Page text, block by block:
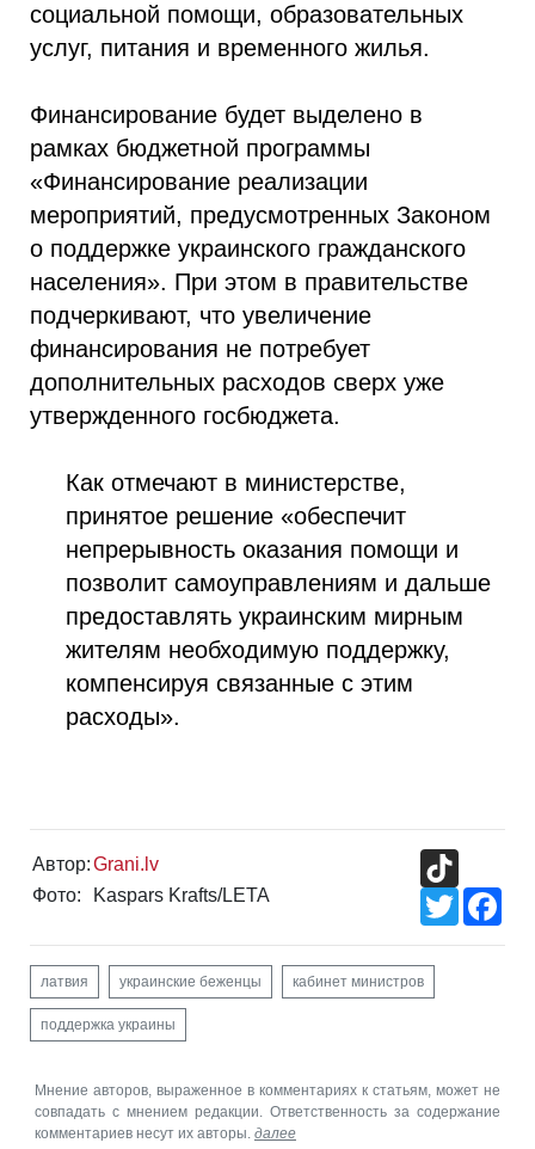
социальной помощи, образовательных
услуг, питания и временного жилья.
Финансирование будет выделено в
рамках бюджетной программы
«Финансирование реализации
мероприятий, предусмотренных Законом
о поддержке украинского гражданского
населения». При этом в правительстве
подчеркивают, что увеличение
финансирования не потребует
дополнительных расходов сверх уже
утвержденного госбюджета.
Как отмечают в министерстве,
принятое решение «обеспечит
непрерывность оказания помощи и
позволит самоуправлениям и дальше
предоставлять украинским мирным
жителям необходимую поддержку,
компенсируя связанные с этим
расходы».
Автор:Grani.lv
Фото:
Kaspars Krafts/LETA
Twitter
латвия украинские беженцы кабинет министров
поддержка украины
Мнение авторов, выраженное в комментариях к статьям, может не
совпадать с мнением редакции. Ответственность за содержание
комментариев несут их авторы. далее